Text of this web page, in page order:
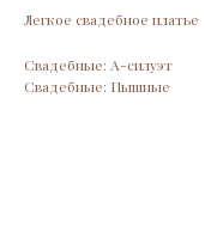
Легкое свадебное платье
Свадебные: А-силуэт
Свадебные: Пышные